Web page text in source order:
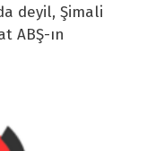
deyil, Şimali
ABŞ-ın